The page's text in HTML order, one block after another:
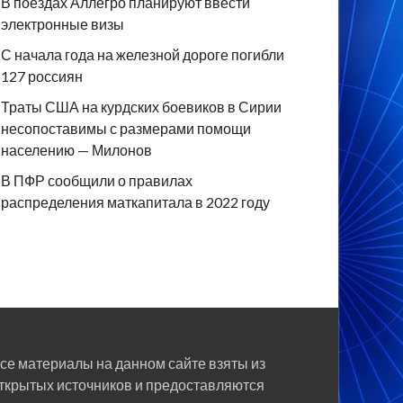
электронные визы
С начала года на железной дороге погибли
127 россиян
Траты США на курдских боевиков в Сирии
несопоставимы с размерами помощи
населению — Милонов
В ПФР сообщили о правилах
распределения маткапитала в 2022 году
материалы на данном сайте взяты из
источников и предоставляются